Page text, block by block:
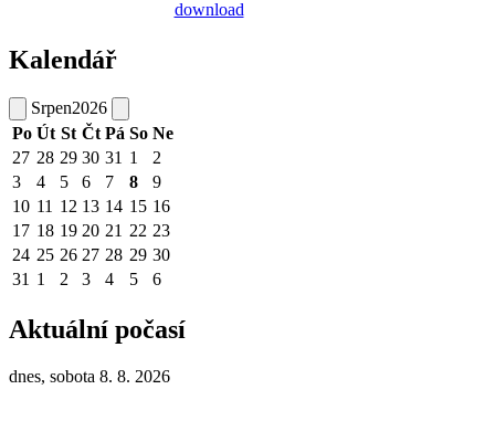
Kalendář
Srpen2026
Po Út St Čt Pá So Ne
27 28 29 30 31 1
2
3
4 5 6 7 8
9
10 11 12 13 14 15 16
17 18 19 20 21 22 23
24 25 26 27 28 29 30
31 1 2 3 4 5 6
Aktuální počasí
dnes, sobota 8. 8. 2026